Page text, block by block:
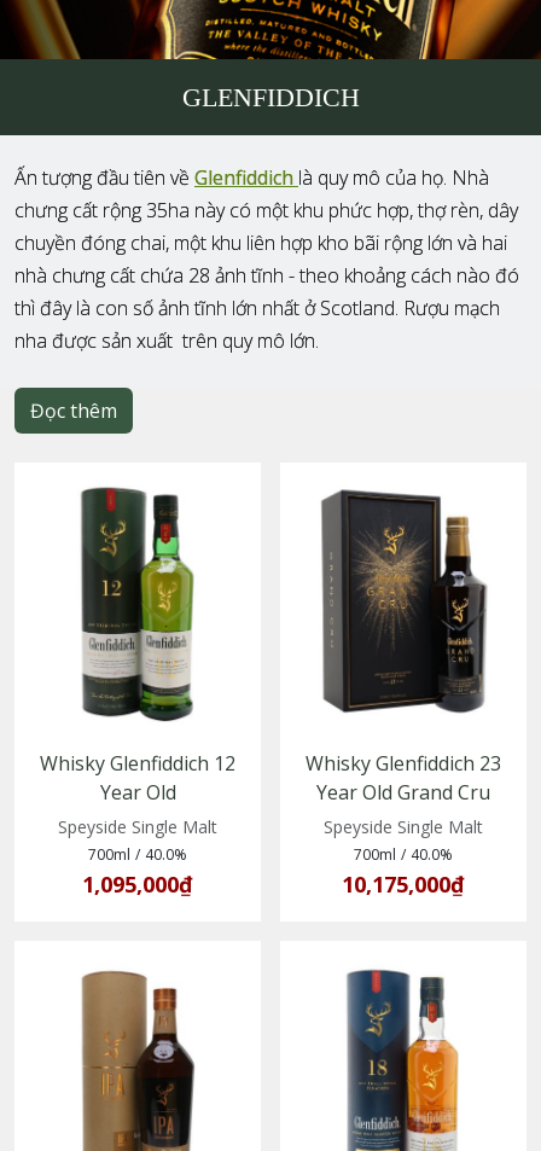
GLENFIDDICH
Ấn tượng đầu tiên về Glenfiddich là quy mô của họ. Nhà
chưng cất rộng 35ha này có một khu phức hợp, thợ rèn, dây
chuyền đóng chai, một khu liên hợp kho bãi rộng lớn và hai
nhà chưng cất chứa 28 ảnh tĩnh - theo khoảng cách nào đó
thì đây là con số ảnh tĩnh lớn nhất ở Scotland. Rượu mạch
nha được sản xuất trên quy mô lớn.
Đọc thêm
Whisky Glenfiddich 12
Year Old
(5010327000176)
Speyside Single Malt
700ml / 40.0%
1,095,000₫
Whisky Glenfiddich 23
Year Old Grand Cru
(5010327015859)
Speyside Single Malt
700ml / 40.0%
10,175,000₫